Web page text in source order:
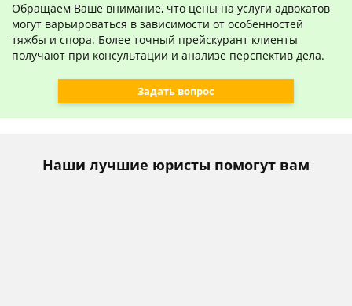
Обращаем Ваше внимание, что цены на услуги адвокатов
могут варьироваться в зависимости от особенностей
тяжбы и спора. Более точный прейскурант клиенты
получают при консультации и анализе перспектив дела.
Задать вопрос
Наши лучшие юристы помогут вам